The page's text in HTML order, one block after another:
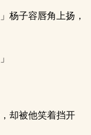
子容唇角上扬，
却被他笑着挡开